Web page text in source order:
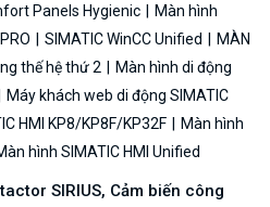
Panels Hygienic
Màn hình
SIMATIC WinCC Unified
MÀN
thế hệ thứ 2
Màn hình di động
Máy khách web di động SIMATIC
HMI KP8/KP8F/KP32F
Màn hình
hình SIMATIC HMI Unified
SIRIUS, Cảm biến công